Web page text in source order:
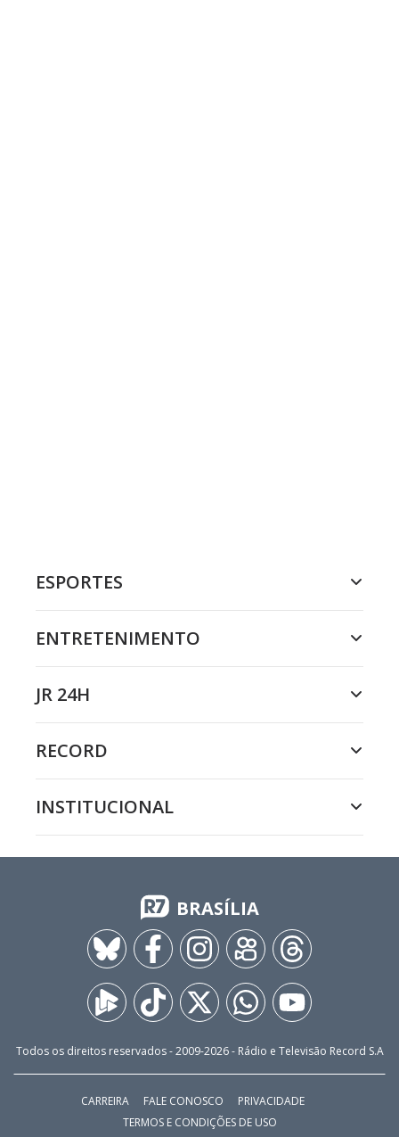
ESPORTES
ENTRETENIMENTO
JR 24H
RECORD
INSTITUCIONAL
BRASÍLIA
Todos os direitos reservados - 2009-2026- Rádio e Televisão Record S.A
CARREIRA FALE CONOSCO
PRIVACIDADE
TERMOS E CONDIÇÕES DE USO